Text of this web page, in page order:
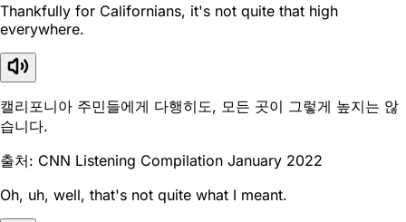
Thankfully for Californians, it's not quite that high
everywhere.
캘리포니아 주민들에게 다행히도, 모든 곳이 그렇게 높지는 않
습니다.
출처: CNN Listening Compilation January 2022
Oh, uh, well, that's not quite what I meant.